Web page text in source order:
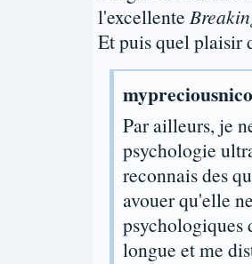
l'excellente
Et puis quel plaisir
Par ailleurs, je
psychologie
reconnais des
avouer qu'elle
psychologiques
longue et me